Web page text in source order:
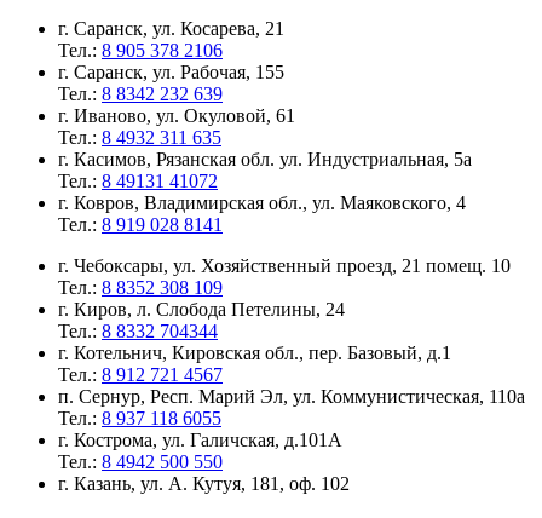
г. Саранск, ул. Косарева, 21
Тел.: 8 905 378 2106
г. Саранск, ул. Рабочая, 155
Тел.: 8 8342 232 639
г. Иваново, ул. Окуловой, 61
Тел.: 8 4932 311 635
г. Касимов, Рязанская обл. ул. Индустриальная, 5а
Тел.: 8 49131 41072
г. Ковров, Владимирская обл., ул. Маяковского, 4
Тел.: 8 919 028 8141
г. Чебоксары, ул. Хозяйственный проезд, 21 помещ. 10
Тел.: 8 8352 308 109
г. Киров, л. Слобода Петелины, 24
Тел.: 8 8332 704344
г. Котельнич, Кировская обл., пер. Базовый, д.1
Тел.: 8 912 721 4567
п. Сернур, Респ. Марий Эл, ул. Коммунистическая, 110а
Тел.: 8 937 118 6055
г. Кострома, ул. Галичская, д.101А
Тел.: 8 4942 500 550
г. Казань, ул. А. Кутуя, 181, оф. 102